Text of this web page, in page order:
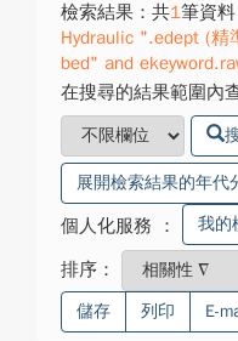
檢索結果：共1筆資料
Hydraulic ".edept (精
bed" and
在搜尋的結果範圍內
展開檢索結果的年代
個人化服務 ： 我的
排序：
儲存 列印 E-